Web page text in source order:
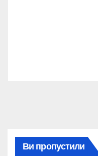
Ви пропустили